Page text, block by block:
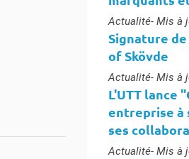
Type :
Actualité- Mis à
Signature
of Skövde
Type :
Actualité- Mis à
L'UTT lance
entreprise à
ses
Type :
Actualité- Mis à